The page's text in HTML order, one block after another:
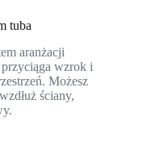
tuba
aranżacji
przyciąga wzrok i
Możesz
ściany,